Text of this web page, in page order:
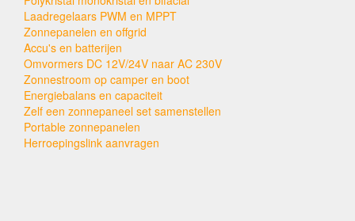
Laadregelaars PWM en MPPT
Zonnepanelen en offgrid
Accu's en batterijen
Omvormers DC 12V/24V naar AC 230V
Zonnestroom op camper en boot
Energiebalans en capaciteit
Zelf een zonnepaneel set samenstellen
Portable zonnepanelen
Herroepingslink aanvragen